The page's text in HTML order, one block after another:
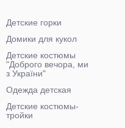
Детские горки
Домики для кукол
Детские костюмы
"Доброго вечора, ми
з України"
Одежда детская
Детские костюмы-
тройки